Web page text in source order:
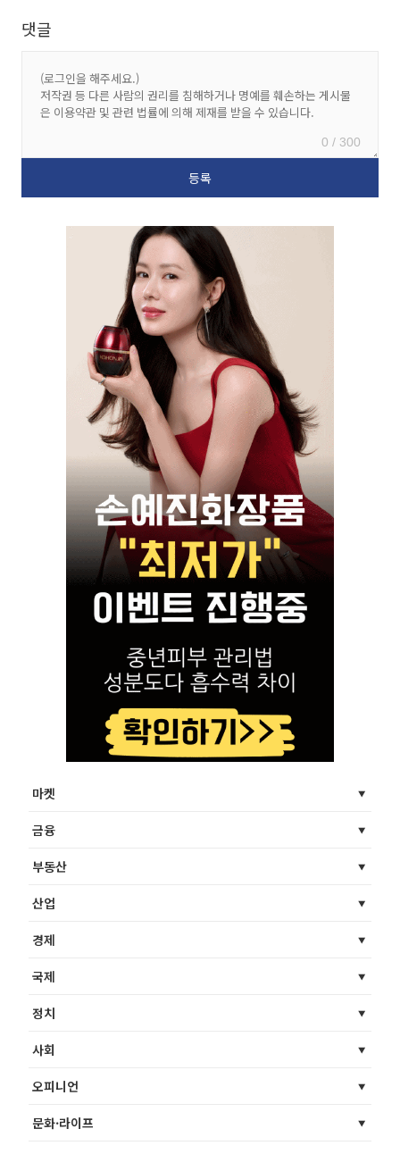
댓글
0 / 300
마켓
금융
부동산
산업
경제
국제
정치
사회
오피니언
문화·라이프